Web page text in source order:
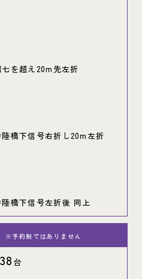
を超え20m先左折
橋下信号右折し20m左折
橋下信号左折後 同上
※予約制ではありません
38 台